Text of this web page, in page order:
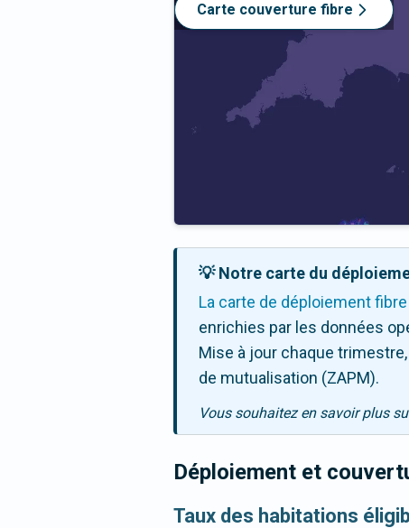
Carte couverture fibre
💡 Notre carte du
La carte de déploiement fibre
enrichies par les données
Mise à jour chaque
de mutualisation (ZAPM).
Vous souhaitez en savoir plus
Déploiement et
Taux des habitations